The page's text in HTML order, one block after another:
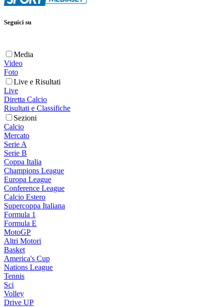
Seguici su
Media
Video
Foto
Live e Risultati
Live
Diretta Calcio
Risultati e Classifiche
Sezioni
Calcio
Mercato
Serie A
Serie B
Coppa Italia
Champions League
Europa League
Conference League
Calcio Estero
Supercoppa Italiana
Formula 1
Formula E
MotoGP
Altri Motori
Basket
America's Cup
Nations League
Tennis
Sci
Volley
Drive UP